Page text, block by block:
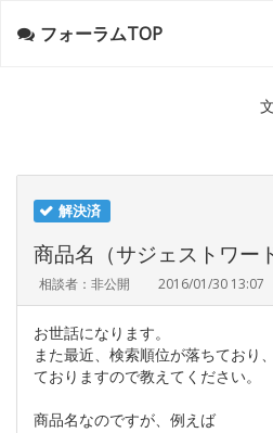
フォーラムTOP
解決済
商品名（サジェストワー
相談者：非公開 2016/01/30 13:07
お世話になります。
また最近、検索順位が落ちており
ておりますので教えてください。
商品名なのですが、例えば